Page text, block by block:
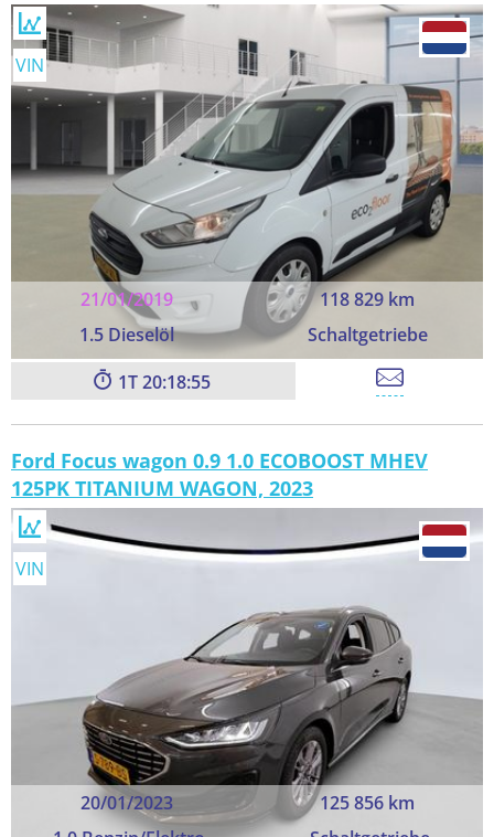
21/01/2019
118 829 km
1.5 Dieselöl
Schaltgetriebe
VIN
1 20:18:54
Ford Focus wagon 0.9 1.0 ECOBOOST MHEV
125PK TITANIUM WAGON, 2023
20/01/2023
125 856 km
VIN